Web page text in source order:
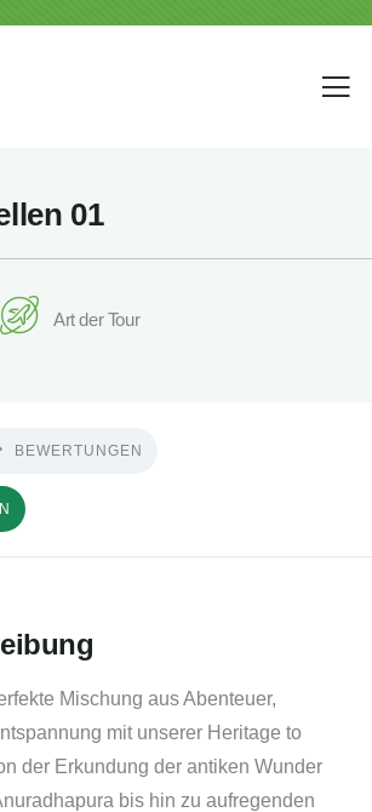
01
Art der Tour
BEWERTUNGEN
Mischung aus Abenteuer,
mit unserer Heritage to
der Erkundung der antiken Wunder
bis hin zu aufregenden